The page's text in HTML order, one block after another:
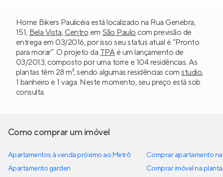
Home Bikers Paulicéia está localizado na Rua Genebra,
151, Bela Vista, Centro em São Paulo com previsão de
entrega em 03/2016, por isso seu status atual é “Pronto
para morar”. O projeto da TPAé um lançamento de
03/2013, composto por uma torre e 104 residências. As
plantas têm 28 m², sendo algumas residências comstudio,
1 banheiro e 1 vaga. Neste momento, seu preço está sob
consulta.
Como comprar um imóvel
Apartamentos à venda próximo ao Metrô
Apartamento garden
Comprar apartamento
Comprar imóvel na planta